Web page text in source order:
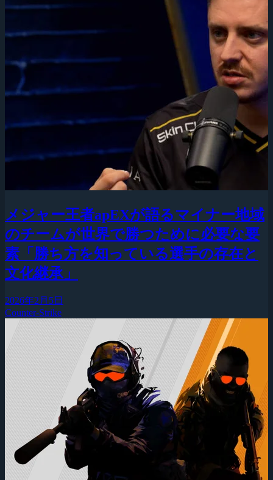
メジャー王者apEXが語るマイナー地域
のチームが世界で勝つために必要な要
素「勝ち方を知っている選手の存在と
文化継承」
2026年2月5日
Counter-Strike